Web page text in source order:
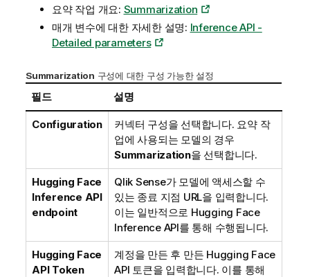
요약 작업 개요: Summarization
매개 변수에 대한 자세한 설명: Inference API -
Detailed parameters
Summarization 구성에 대한 구성 가능한 설정
필드 설명
Configuration
커넥터 구성을 선택합니다. 요약 작
업에 사용되는 모델의 경우
Summarization을 선택합니다.
Hugging Face
Inference API
endpoint
Qlik Sense가 모델에 액세스할 수
있는 종료 지점 URL을 입력합니다.
이는 일반적으로 Hugging Face
Inference API를 통해 수행됩니다.
Hugging Face
API Token
계정을 만든 후 만든 Hugging Face
API 토큰을 입력합니다. 이를 통해